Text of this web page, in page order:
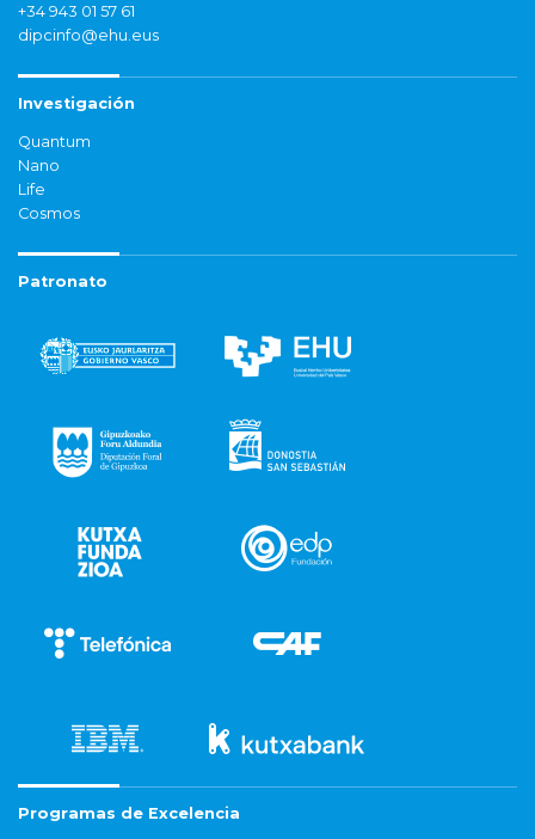
+34 943 01 57 61
dipcinfo@ehu.eus
Investigación
Quantum
Nano
Life
Cosmos
Patronato
Programas de Excelencia